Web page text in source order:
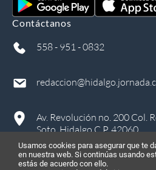
Contáctanos
558 - 951 - 0832
Av. Revolución no. 200 Col.
Soto, Hidalgo C.P. 42060
Usamos cookies para asegurar que te
en nuestra web. Si continúas usando
estás de acuerdo con ello.